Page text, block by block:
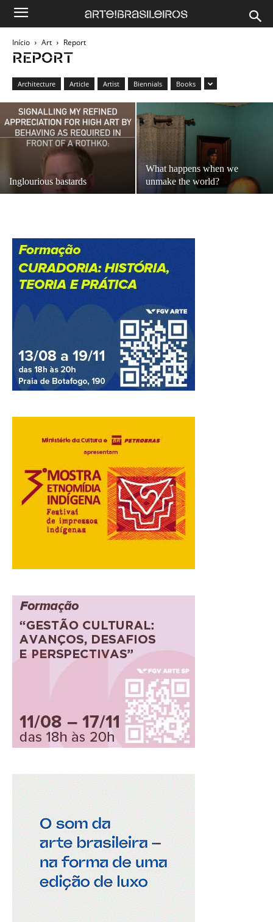
Início Art Report
REPORT
Architecture Article Artist Biennials Books
Inglourious bastards
What happens when we
unmake the world?